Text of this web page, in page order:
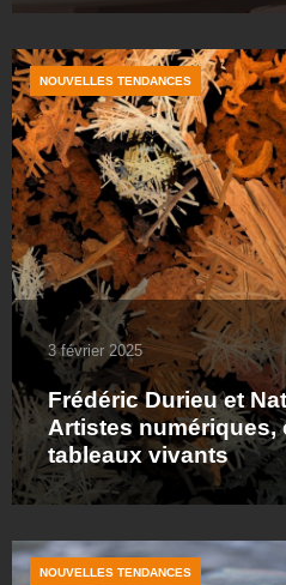
3 février 2025
Frédéric Durieu et
Artistes numériques,
tableaux vivants
NOUVELLES TENDANCES
NOUVELLES TENDANCES